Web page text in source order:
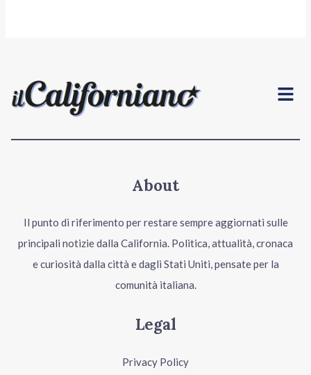
Menu
About
Il punto di riferimento per restare sempre aggiornati sulle
principali notizie dalla California. Politica, attualità, cronaca
e curiosità dalla città e dagli Stati Uniti, pensate per la
comunità italiana.
Legal
Privacy Policy